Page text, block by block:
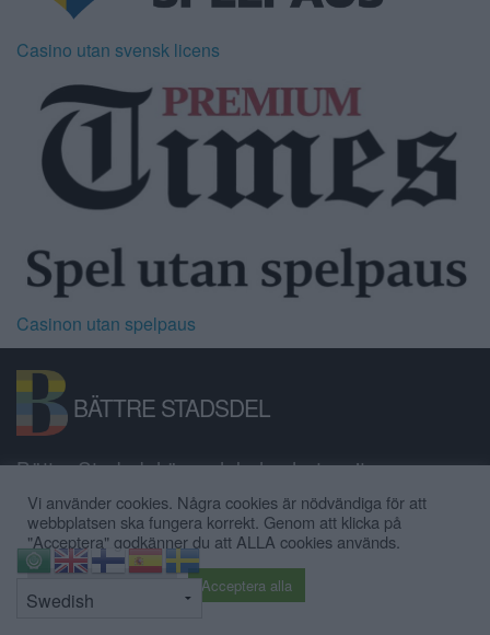
Casino utan svensk licens
Casinon utan spelpaus
BÄTTRE STADSDEL
Bättre Stadsdel är en lokal nyhetssajt,
anslagstavla och stadsdelsforum för
Hägersten-Älvsjö-Skärholmen.
Vi använder cookies. Några cookies är nödvändiga för att
webbplatsen ska fungera korrekt. Genom att klicka på
"Acceptera" godkänner du att ALLA cookies används.
Acceptera alla